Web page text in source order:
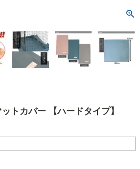
トカバー 【ハードタイプ】